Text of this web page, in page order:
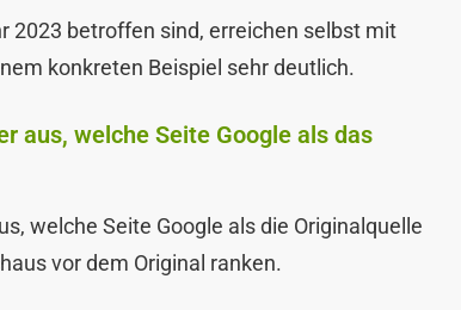
2023 betroffen sind, erreichen selbst mit
konkreten Beispiel sehr deutlich.
aus, welche Seite Google als das
welche Seite Google als die Originalquelle
vor dem Original ranken.